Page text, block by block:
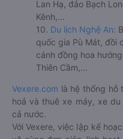
Lan Hạ, đảo Bạch
Kênh,...
10. Du lịch Nghệ An:
quốc gia Pù Mát, đồi
cánh đồng hoa
Thiên Cầm,...
Vexere.com là hệ thống hỗ
hoả và thuê xe máy, xe
cả nước.
Với Vexere, việc lập kế